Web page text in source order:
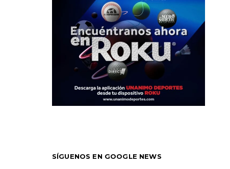
SÍGUENOS EN GOOGLE NEWS